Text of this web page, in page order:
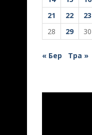
21
22 23
28
29 30
« Бер Тра »